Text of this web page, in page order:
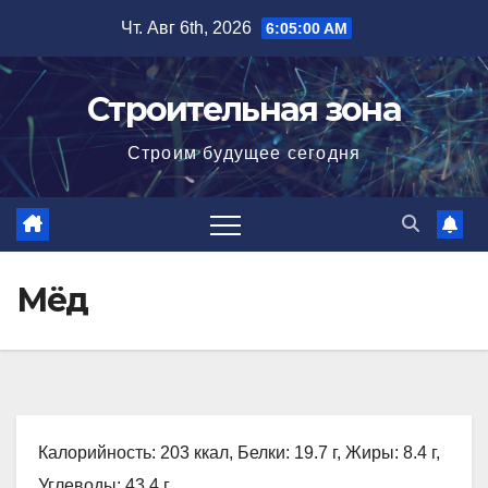
содержимому
Чт. Авг 6th, 2026 6:05:01 AM
Строительная зона
Строим будущее сегодня
Мёд
Калорийность: 203 ккал, Белки: 19.7 г, Жиры: 8.4 г,